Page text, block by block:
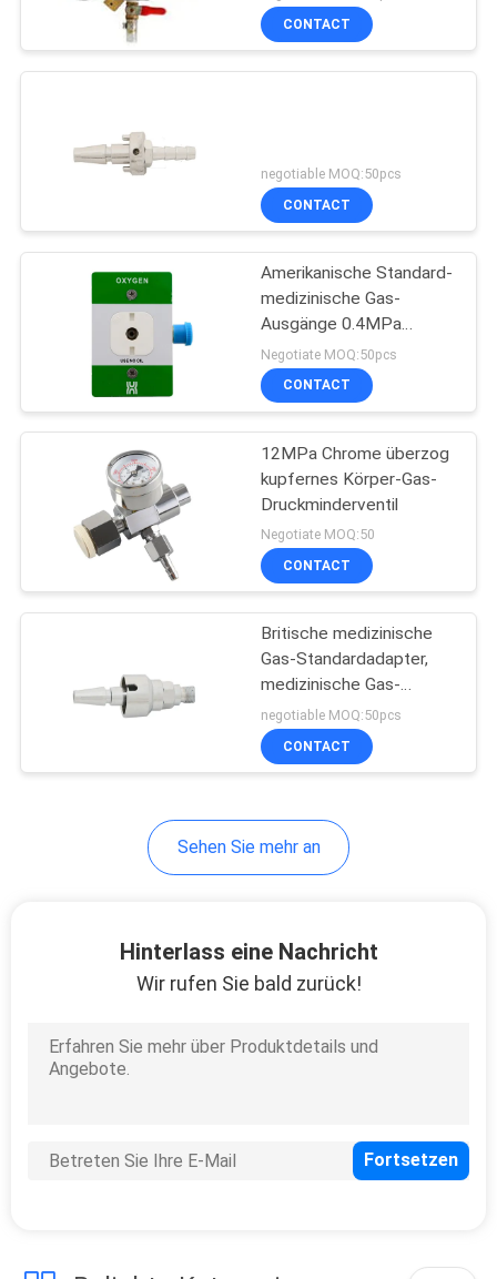
Sauerstoff-
Strömungsmesser-
Regler mit
Befeuchter
Strömungsmesser
mit Befeuchter
Medizinische
Strömungsmesser
Befeuchterflasche
Saugregler
CONTACT
negotiable MOQ:50pcs
CONTACT
Amerikanische Standard-
medizinische Gas-
Ausgänge 0.4MPa
Ohmeda
Negotiate MOQ:50pcs
CONTACT
12MPa Chrome überzog
kupfernes Körper-Gas-
Druckminderventil
Negotiate MOQ:50
CONTACT
Britische medizinische
Gas-Standardadapter,
medizinische Gas-
Installationen
negotiable MOQ:50pcs
CONTACT
Sehen Sie mehr an
Hinterlass eine Nachricht
Wir rufen Sie bald zurück!